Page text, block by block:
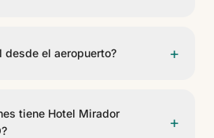
adaptados en las zonas
desde el aeropuerto? +
o coche de alquiler.
tiene Hotel Mirador
+